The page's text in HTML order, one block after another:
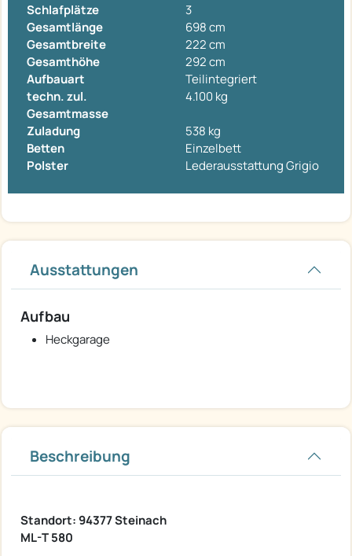
Schlafplätze
3
Gesamtlänge
698 cm
Gesamtbreite
222 cm
Gesamthöhe
292 cm
Aufbauart
Teilintegriert
techn. zul.
Gesamtmasse
4.100 kg
Zuladung
538 kg
Betten
Einzelbett
Polster
Lederausstattung Grigio
Ausstattungen
Aufbau
Heckgarage
Beschreibung
Standort: 94377 Steinach
ML-T 580